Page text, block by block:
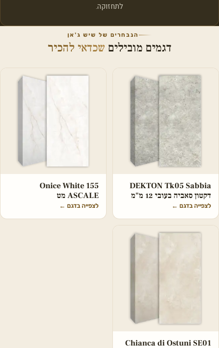
לתחזוקה.
הנבחרים של שיש ג'אן
דגמים מובילים שכדאי להכיר
DEKTON Tk05 Sabbia
דקטון סאביה בעובי 12 מ"מ
לצפייה בדגם ←
Onice White 155
ASCALE מט
לצפייה בדגם ←
Chianca di Ostuni SE01